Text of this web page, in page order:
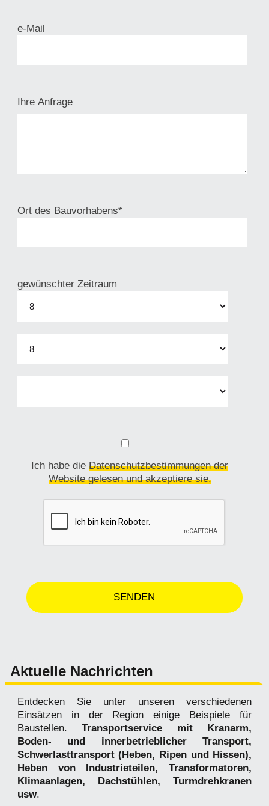
e-Mail
Ihre Anfrage
Ort des Bauvorhabens*
gewünschter Zeitraum
Ich habe dieDatenschutzbestimmungen der
Website gelesen und akzeptiere sie.
Aktuelle Nachrichten
Entdecken Sie unter unseren verschiedenen
Einsätzen in der Region einige Beispiele für
Baustellen.Transportservice mit Kranarm,
Boden- und innerbetrieblicher Transport,
Schwerlasttransport (Heben, Ripen und Hissen),
Heben von Industrieteilen, Transformatoren,
Klimaanlagen, Dachstühlen, Turmdrehkranen
usw.